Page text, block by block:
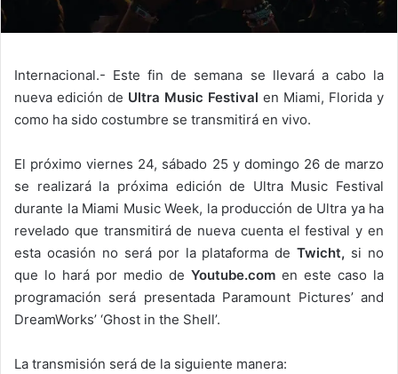
Internacional.- Este fin de semana se llevará a cabo la
nueva edición de Ultra Music Festival en Miami, Florida y
como ha sido costumbre se transmitirá en vivo.
El próximo viernes 24, sábado 25 y domingo 26 de marzo
se realizará la próxima edición de Ultra Music Festival
durante la Miami Music Week, la producción de Ultra ya ha
revelado que transmitirá de nueva cuenta el festival y en
esta ocasión no será por la plataforma deTwicht, si no
que lo hará por medio de Youtube.com en este caso la
programación será presentada Paramount Pictures’ and
DreamWorks’ ‘Ghost in the Shell’.
La transmisión será de la siguiente manera: